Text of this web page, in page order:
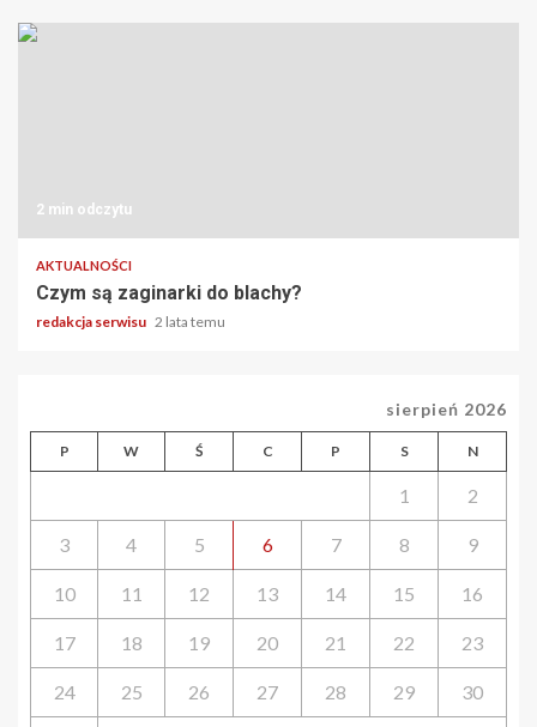
2 min odczytu
AKTUALNOŚCI
Czym są zaginarki do blachy?
redakcja serwisu 2 lata temu
sierpień 2026
P W Ś C P S N
1 2
3 4 5 6 7 8 9
10 11 12 13 14 15 16
17 18 19 20 21 22 23
24 25 26 27 28 29 30